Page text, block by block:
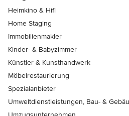
Heimkino & Hifi
Home Staging
Immobilienmakler
Kinder- & Babyzimmer
Künstler & Kunsthandwerk
Möbelrestaurierung
Spezialanbieter
Umweltdienstleistungen, Bau- &